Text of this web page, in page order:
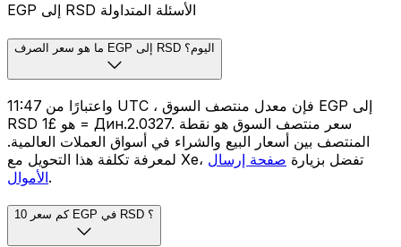
EGP إلى RSD الأسئلة المتداولة
ما هو سعر الصرف EGP إلى RSD اليوم؟
واعتبارًا من 11:47 UTC ، فإن معدل منتصف السوق EGP إلى
RSD هو £1 = Дин.2.0327. سعر منتصف السوق هو نقطة
المنتصف بين أسعار البيع والشراء في أسواق العملات العالمية.
لمعرفة تكلفة هذا التحويل مع Xe، تفضل بزيارة صفحة إرسال
الأموال.
كم سعر 10 EGP في RSD ؟